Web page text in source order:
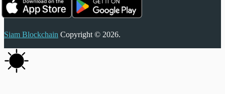
Siam Blockchain Copyright © 2026.